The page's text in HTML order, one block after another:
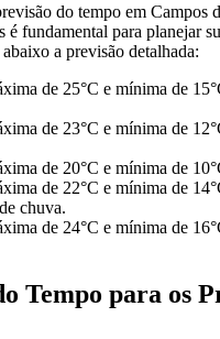
do tempo em Campos
é fundamental para planejar
a previsão detalhada:
de 25°C e mínima de
de 23°C e mínima de
de 20°C e mínima de
de 22°C e mínima de
chuva.
de 24°C e mínima de
Tempo para os